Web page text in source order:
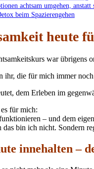
achtsam umgehen, anstatt
beim Spazierengehen
heute
war übrigens
die für mich immer
dem Erleben im
für mich:
– und dem
bin ich nicht. Sondern
innehalten –